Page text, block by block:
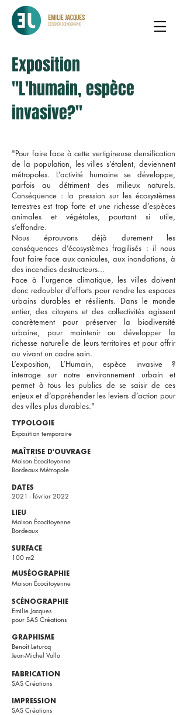
Exposition
"L'humain, espèce
invasive?"
"Pour faire face à cette vertigineuse densification
de la population, les villes s’étalent, deviennent
métropoles. L’activité humaine se développe,
parfois au détriment des milieux naturels.
Conséquence : la pression sur les écosystèmes
terrestres est trop forte et une richesse d’espèces
animales et végétales, pourtant si utile,
s’effondre.
Nous éprouvons déjà durement les
conséquences d’écosystèmes fragilisés : il nous
faut faire face aux canicules, aux inondations, à
des incendies destructeurs...
Face à l’urgence climatique, les villes doivent
donc redoubler d’efforts pour rendre les espaces
urbains durables et résilients. Dans le monde
entier, des citoyens et des collectivités agissent
concrètement pour préserver la biodiversité
urbaine, pour maintenir ou développer la
richesse naturelle de leurs territoires et pour offrir
au vivant un cadre sain.
L’exposition, L’Humain, espèce invasive ?
interroge sur notre environnement urbain et
permet à tous les publics de se saisir de ces
enjeux et d’appréhender les leviers d’action pour
des villes plus durables."
TYPOLOGIE
Exposition temporaire
MAÎTRISE D'OUVRAGE
Maison Écocitoyenne
Bordeaux Métropole
DATES
2021 - février 2022
LIEU
Maison Écocitoyenne
Bordeaux
SURFACE
100 m2
MUSÉOGRAPHIE
Maison Écocitoyenne
SCÉNOGRAPHIE
Emilie Jacques
pour SAS Créations
GRAPHISME
Benoît Leturcq
Jean-Michel Valla
FABRICATION
SAS Créations
IMPRESSION
SAS Créations